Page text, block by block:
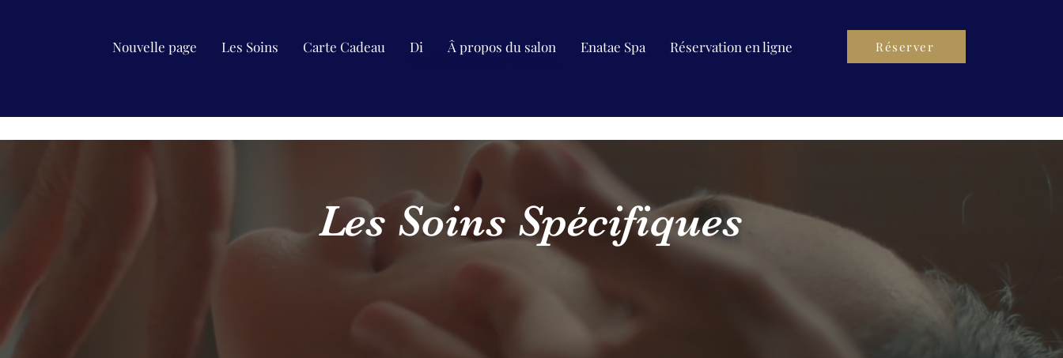
Nouvelle page Les Soins Carte Cadeau Di Â propos du salon Enatae Spa Réservation en ligne Réserver
C'est le meilleur cadeau.
Les Soins Spécifiques